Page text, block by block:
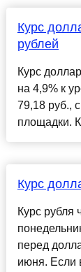
Курс
рублей
Курс
на 4,9% к
79,18 руб.,
площадки.
Курс
Курс рубля
перед
июня. Если